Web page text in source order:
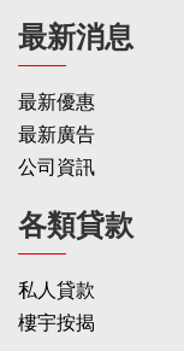
最新消息
最新優惠
最新廣告
公司資訊
各類貸款
私人貸款
樓宇按揭